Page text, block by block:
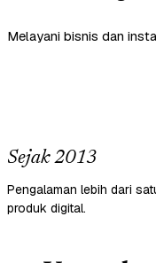
Melayani bisnis dan
Sejak 2013
Pengalaman lebih dari
produk digital.